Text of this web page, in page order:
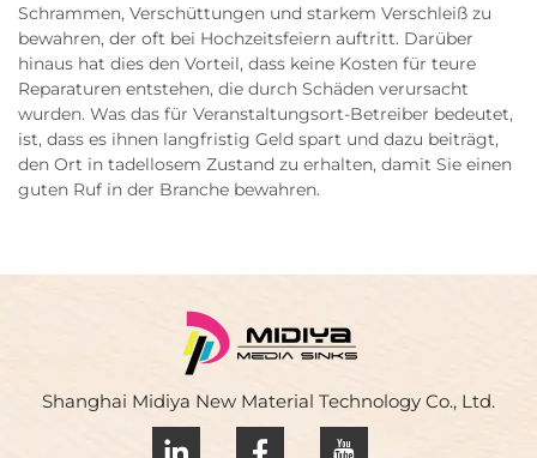
Schrammen, Verschüttungen und starkem Verschleiß zu
bewahren, der oft bei Hochzeitsfeiern auftritt. Darüber
hinaus hat dies den Vorteil, dass keine Kosten für teure
Reparaturen entstehen, die durch Schäden verursacht
wurden. Was das für Veranstaltungsort-Betreiber bedeutet,
ist, dass es ihnen langfristig Geld spart und dazu beiträgt,
den Ort in tadellosem Zustand zu erhalten, damit Sie einen
guten Ruf in der Branche bewahren.
Shanghai Midiya New Material Technology Co., Ltd.